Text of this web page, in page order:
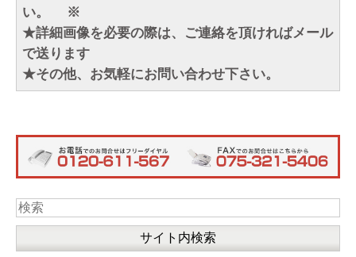
い。 ※
★詳細画像を必要の際は、ご連絡を頂ければメール
で送ります
★その他、お気軽にお問い合わせ下さい。